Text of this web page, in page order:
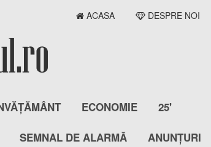
ACASA DESPRE NOI
ECONOMIE 25'
SEMNAL DE ALARMĂ ANUNȚURI